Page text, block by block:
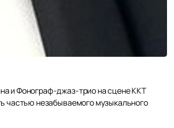
и Фонограф-джаз-трио на сцене ККТ
частью незабываемого музыкального